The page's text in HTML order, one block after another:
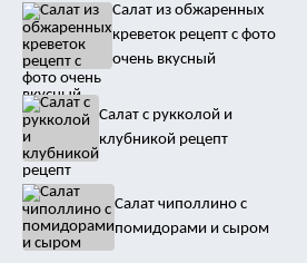
Салат из обжаренных
креветок рецепт с фото
очень вкусный
Салат с рукколой и
клубникой рецепт
Салат чиполлино с
помидорами и сыром